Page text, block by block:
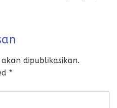
dipublikasikan.
*